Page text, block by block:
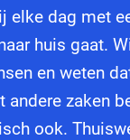
elke dag met
huis gaat.
en weten
andere zaken
ook.